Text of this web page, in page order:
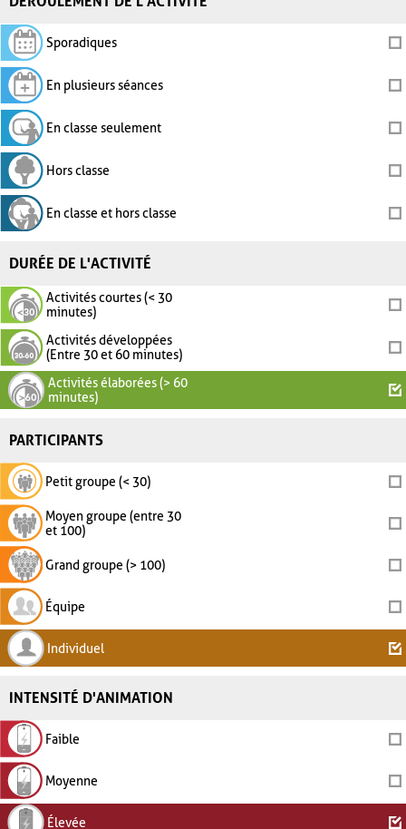
Sporadiques
En plusieurs séances
En classe seulement
Hors classe
En classe et hors classe
DURÉE DE L'ACTIVITÉ
Activités courtes (< 30
minutes)
Activités développées
(Entre 30 et 60 minutes)
Activités élaborées (> 60
minutes)
PARTICIPANTS
Petit groupe (< 30)
Moyen groupe (entre 30
et 100)
Grand groupe (> 100)
Équipe
Individuel
INTENSITÉ D'ANIMATION
Faible
Moyenne
Élevée